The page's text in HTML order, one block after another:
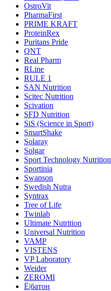
OstroVit
PharmaFirst
PRIME KRAFT
ProteinRex
Puritans Pride
QNT
Real Pharm
RLine
RULE 1
SAN Nutrition
Scitec Nutrition
Scivation
SFD Nutrition
SiS (Science in Sport)
SmartShake
Solaray
Solgar
Sport Technology Nutrition
Sportinia
Swanson
Swedish Nutra
Syntrax
Tree of Life
Twinlab
Ultimate Nutrition
Universal Nutrition
VAMP
VISTENS
VP Laboratory
Weider
ZEROMI
Ё|батон